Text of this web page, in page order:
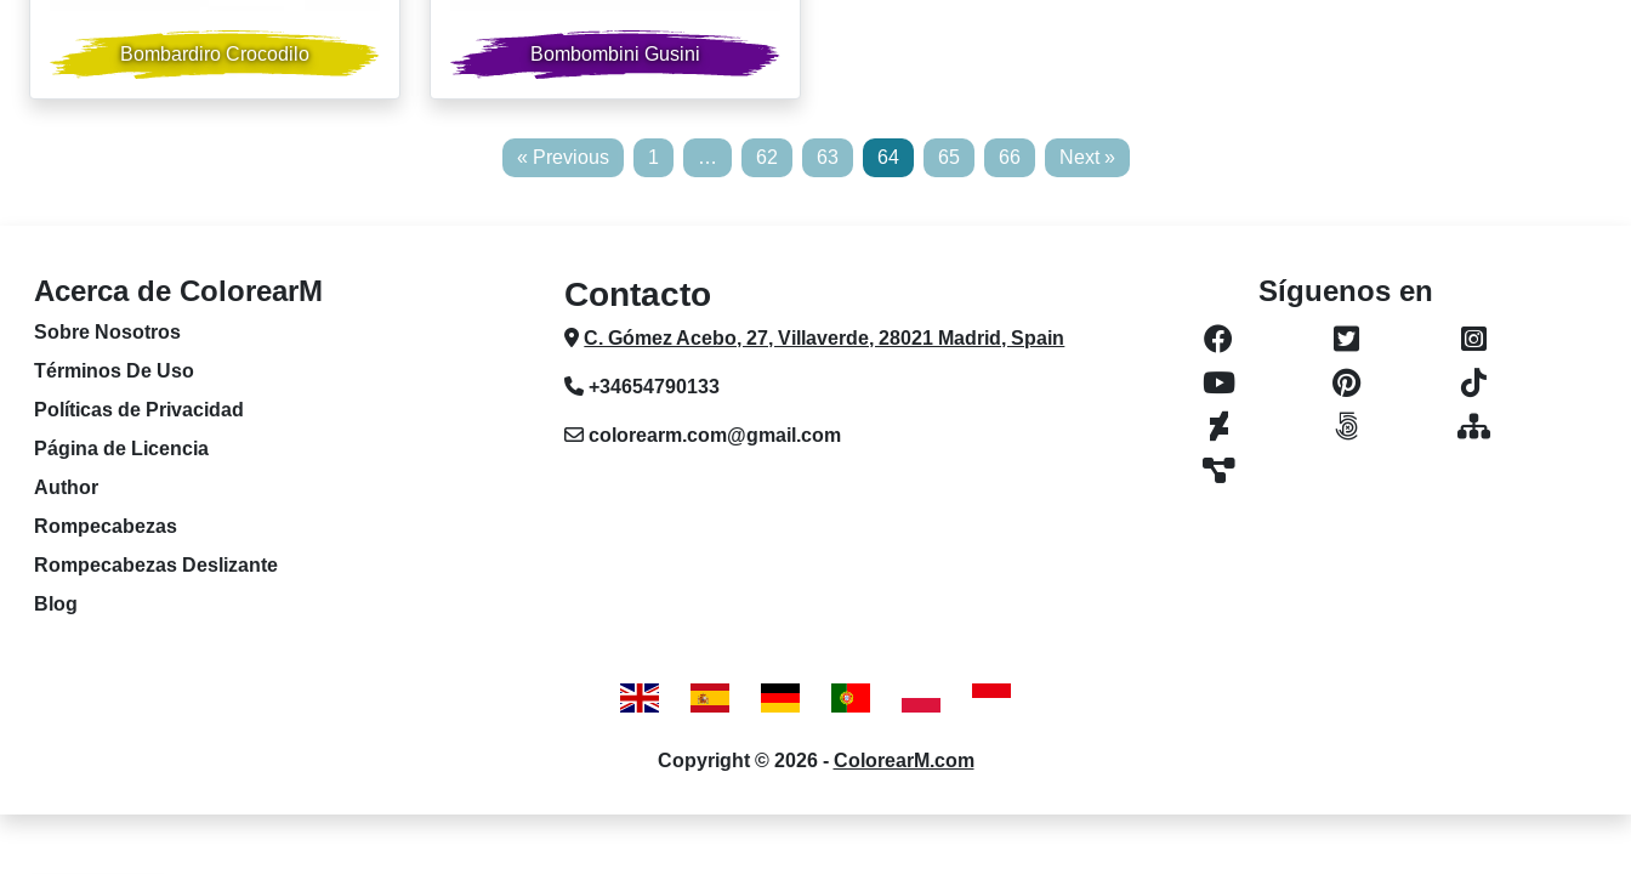
Bombardiro Crocodilo Bombombini Gusini
« Previous 1 … 62 63 64 65 66 Next »
Acerca de ColorearM
Sobre Nosotros
Términos De Uso
Políticas de Privacidad
Página de Licencia
Author
Rompecabezas
Rompecabezas Deslizante
Blog
Contacto
C. Gómez Acebo, 27, Villaverde, 28021 Madrid, Spain
+34654790133
colorearm.com@gmail.com
Síguenos en
Copyright © 2026 - ColorearM.com